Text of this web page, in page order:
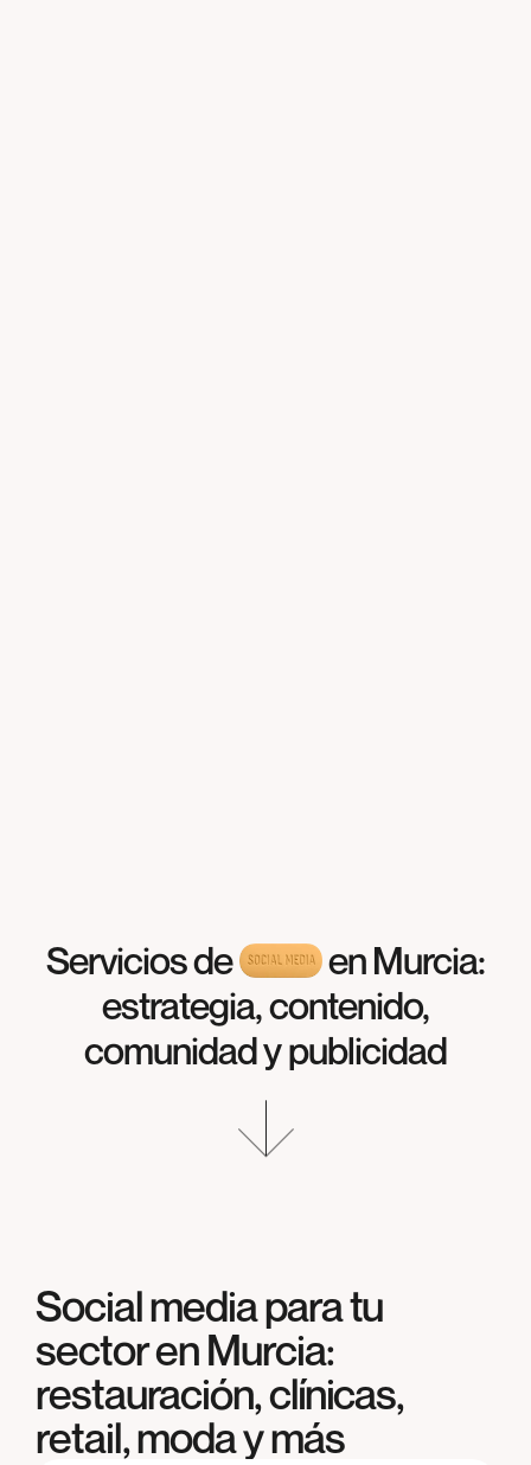
Servicios de
en Murcia:
estrategia, contenido,
comunidad y publicidad
Social media para tu
sector en Murcia:
restauración, clínicas,
retail, moda y más